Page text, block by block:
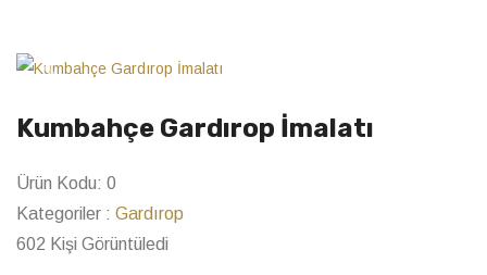
Previous
Kumbahçe Gardırop İmalatı
Ürün Kodu: 0
Kategoriler : Gardırop
602 Kişi Görüntüledi